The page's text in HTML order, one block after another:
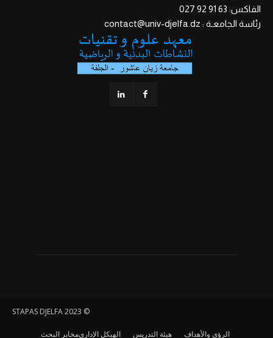
الفاكس: 63 91 92 027
رئاسة الجامعـة : contact@univ-djelfa.dz
© STAPAS DJELFA 2023
الرؤى والأهداف هيئة التدريس الهيكل الإداريمخابر البحث